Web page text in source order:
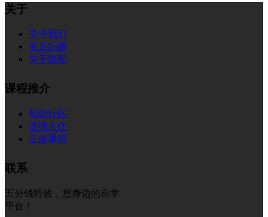
关于
关于我们
常见问题
关于隐私
课程推介
帮助社区
讲师入住
正版课程
联系
五分钱特效，您身边的自学
平台！